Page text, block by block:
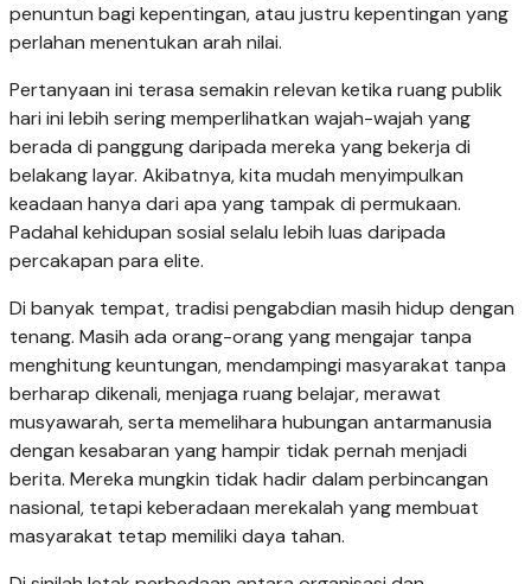
penuntun bagi kepentingan, atau justru kepentingan yang
perlahan menentukan arah nilai.
Pertanyaan ini terasa semakin relevan ketika ruang publik
hari ini lebih sering memperlihatkan wajah-wajah yang
berada di panggung daripada mereka yang bekerja di
belakang layar. Akibatnya, kita mudah menyimpulkan
keadaan hanya dari apa yang tampak di permukaan.
Padahal kehidupan sosial selalu lebih luas daripada
percakapan para elite.
Di banyak tempat, tradisi pengabdian masih hidup dengan
tenang. Masih ada orang-orang yang mengajar tanpa
menghitung keuntungan, mendampingi masyarakat tanpa
berharap dikenali, menjaga ruang belajar, merawat
musyawarah, serta memelihara hubungan antarmanusia
dengan kesabaran yang hampir tidak pernah menjadi
berita. Mereka mungkin tidak hadir dalam perbincangan
nasional, tetapi keberadaan merekalah yang membuat
masyarakat tetap memiliki daya tahan.